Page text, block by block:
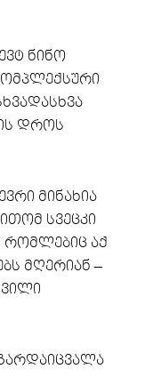
ნინო
დროს
მინახია
სვეცკი
აქ
მღერიან –